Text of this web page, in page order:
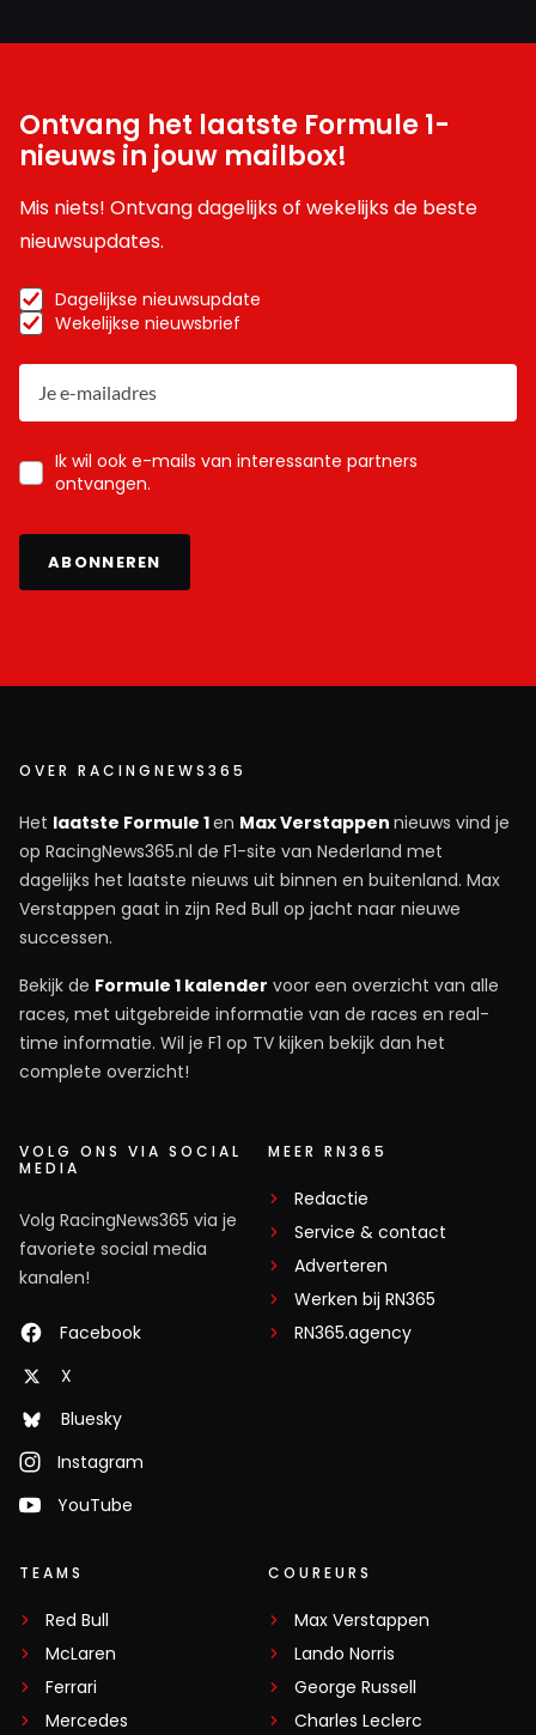
Ontvang het laatste Formule 1-
nieuws in jouw mailbox!
Mis niets! Ontvang dagelijks of wekelijks de beste
nieuwsupdates.
Dagelijkse nieuwsupdate
Wekelijkse nieuwsbrief
Ik wil ook e-mails van interessante partners
ontvangen.
ABONNEREN
OVER RACINGNEWS365
Het laatste Formule 1en Max Verstappen nieuws vind je
op RacingNews365.nl de F1-site van Nederland met
dagelijks het laatste nieuws uit binnen en buitenland. Max
Verstappen gaat in zijn Red Bull op jacht naar nieuwe
successen.
Bekijk de Formule 1 kalender voor een overzicht van alle
races, met uitgebreide informatie van de races en real-
time informatie. Wil je F1 op TV kijken bekijk dan het
complete overzicht!
VOLG ONS VIA SOCIAL
MEDIA
Volg RacingNews365 via je
favoriete social media
kanalen!
Facebook
X
Bluesky
Instagram
YouTube
MEER RN365
Redactie
Service & contact
Adverteren
Werken bij RN365
RN365.agency
TEAMS
Red Bull
McLaren
Ferrari
Mercedes
COUREURS
Max Verstappen
Lando Norris
George Russell
Charles Leclerc